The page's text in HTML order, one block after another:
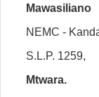
Mawasiliano
NEMC -
S.L.P. 1259,
Mtwara.